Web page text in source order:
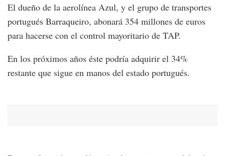
El dueño de la aerolínea Azul, y el grupo de transportes
portugués Barraqueiro, abonará 354 millones de euros
para hacerse con el control mayoritario de TAP.
En los próximos años éste podría adquirir el 34%
restante que sigue en manos del estado portugués.